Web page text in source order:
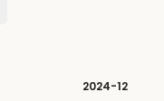
2024-12